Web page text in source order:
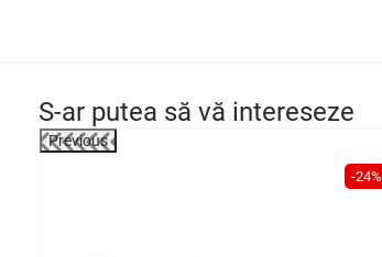
S-ar putea să vă intereseze
Previous
-24%